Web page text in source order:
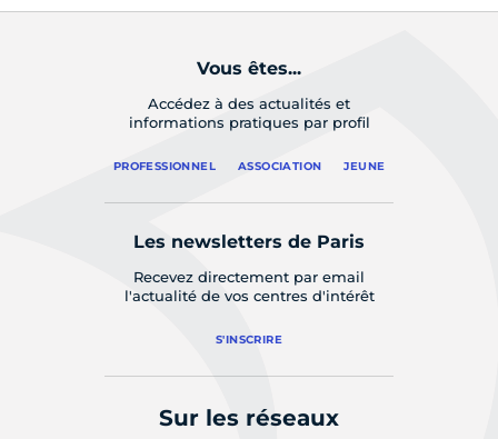
Vous êtes...
Accédez à des actualités et
informations pratiques par profil
PROFESSIONNEL ASSOCIATION JEUNE
Les newsletters de Paris
Recevez directement par email
l'actualité de vos centres d'intérêt
S'INSCRIRE
Sur les réseaux